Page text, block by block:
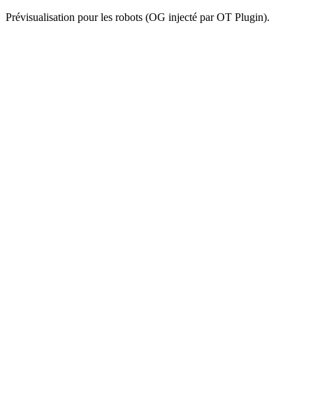
Prévisualisation pour les robots (OG injecté par OT Plugin).